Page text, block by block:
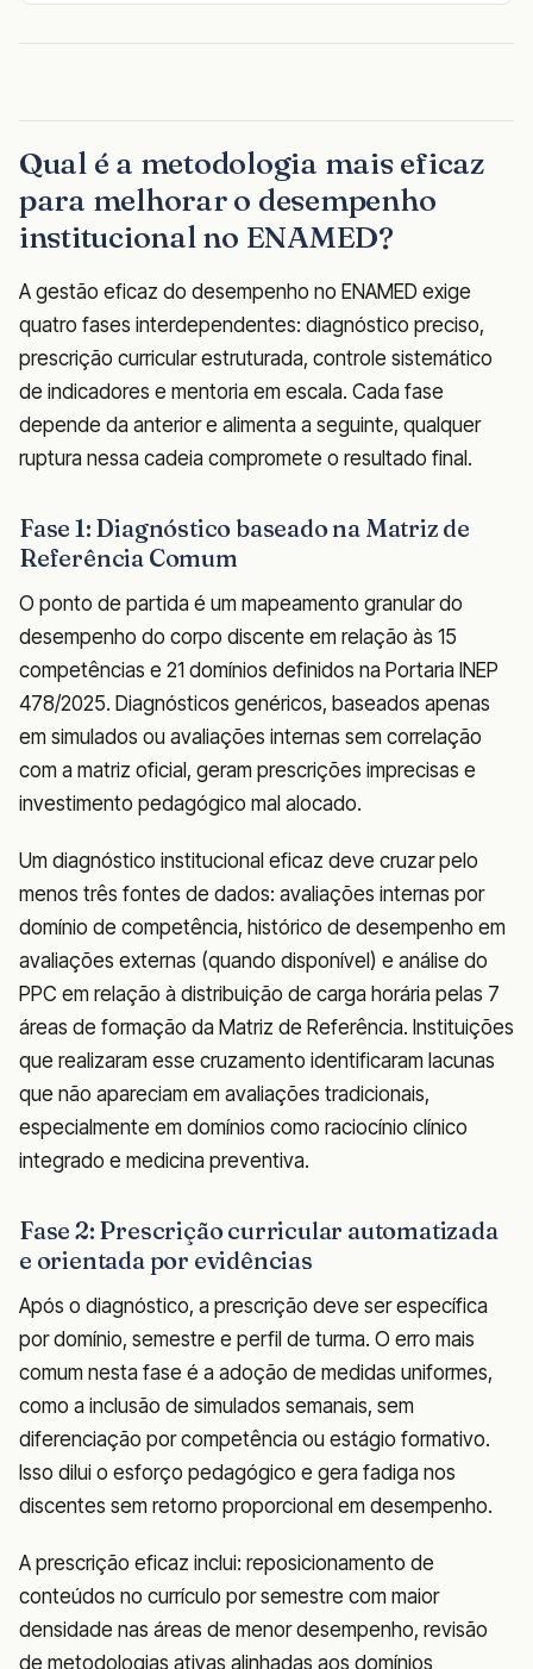
Qual é a metodologia mais eficaz
para melhorar o desempenho
institucional no ENAMED?
A gestão eficaz do desempenho no ENAMED exige
quatro fases interdependentes: diagnóstico preciso,
prescrição curricular estruturada, controle sistemático
de indicadores e mentoria em escala. Cada fase
depende da anterior e alimenta a seguinte, qualquer
ruptura nessa cadeia compromete o resultado final.
Fase 1: Diagnóstico baseado na Matriz de
Referência Comum
O ponto de partida é um mapeamento granular do
desempenho do corpo discente em relação às 15
competências e 21 domínios definidos na Portaria INEP
478/2025. Diagnósticos genéricos, baseados apenas
em simulados ou avaliações internas sem correlação
com a matriz oficial, geram prescrições imprecisas e
investimento pedagógico mal alocado.
Um diagnóstico institucional eficaz deve cruzar pelo
menos três fontes de dados: avaliações internas por
domínio de competência, histórico de desempenho em
avaliações externas (quando disponível) e análise do
PPC em relação à distribuição de carga horária pelas 7
áreas de formação da Matriz de Referência. Instituições
que realizaram esse cruzamento identificaram lacunas
que não apareciam em avaliações tradicionais,
especialmente em domínios como raciocínio clínico
integrado e medicina preventiva.
Fase 2: Prescrição curricular automatizada
e orientada por evidências
Após o diagnóstico, a prescrição deve ser específica
por domínio, semestre e perfil de turma. O erro mais
comum nesta fase é a adoção de medidas uniformes,
como a inclusão de simulados semanais, sem
diferenciação por competência ou estágio formativo.
Isso dilui o esforço pedagógico e gera fadiga nos
discentes sem retorno proporcional em desempenho.
A prescrição eficaz inclui: reposicionamento de
conteúdos no currículo por semestre com maior
densidade nas áreas de menor desempenho, revisão
de metodologias ativas alinhadas aos domínios